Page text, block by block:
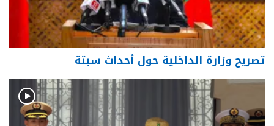
تصريح وزارة الداخلية حول أحداث سبتة